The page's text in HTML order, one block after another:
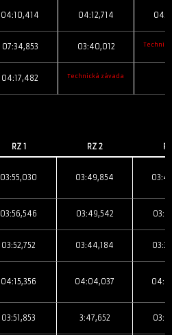
04:10,414 04:12,714
07:34,853 03:40,012
04:17,482 Technická závada
RZ 1 RZ 2
03:55,030 03:49,854
03:56,546 03:49,542
03:52,752 03:44,184
04:15,356 04:04,037
03:51,853 3:47,652